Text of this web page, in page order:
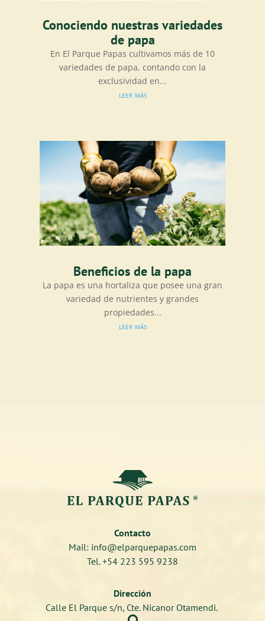
Conociendo nuestras variedades
de papa
En El Parque Papas cultivamos más de 10
variedades de papa, contando con la
exclusividad en...
leer más
Beneficios de la papa
La papa es una hortaliza que posee una gran
variedad de nutrientes y grandes
propiedades...
leer más
Contacto
Mail: info@elparquepapas.com
Tel. +54 223 595 9238
Dirección
Calle El Parque s/n, Cte. Nicanor Otamendi.